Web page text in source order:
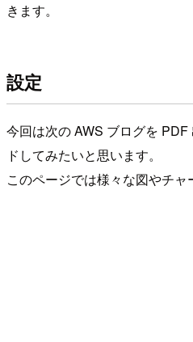
きます。
設定
今回は次の AWS ブログを
ドしてみたいと思います。
このページでは様々な図やチャ